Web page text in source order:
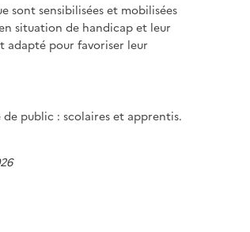
sont sensibilisées et mobilisées
situation de handicap et leur
adapté pour favoriser leur
public : scolaires et apprentis.